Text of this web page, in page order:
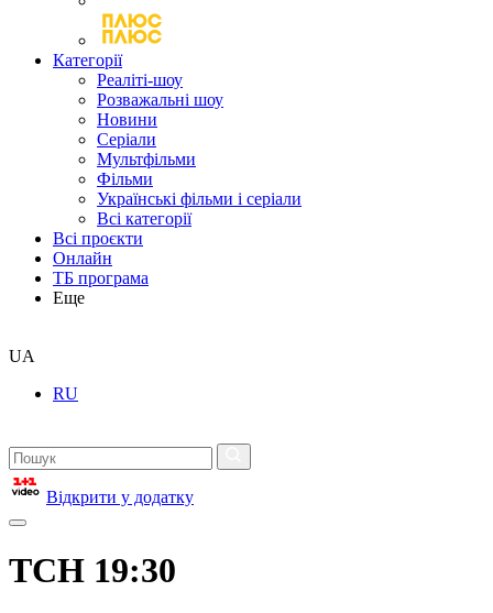
Категорії
Реаліті-шоу
Розважальні шоу
Новини
Серіали
Мультфільми
Фільми
Українські фільми і серіали
Всі категорії
Всі проєкти
Онлайн
ТБ програма
Еще
UA
RU
Відкрити у додатку
ТСН 19:30